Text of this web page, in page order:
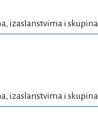
izaslanstvima i
izaslanstvima i